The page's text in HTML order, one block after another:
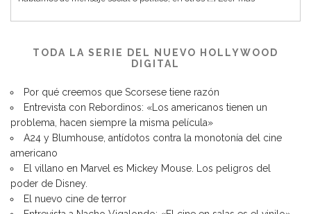
TODA LA SERIE DEL NUEVO HOLLYWOOD
DIGITAL
Por qué creemos que Scorsese tiene razón
Entrevista con Rebordinos: «Los americanos tienen un
problema, hacen siempre la misma película»
A24 y Blumhouse, antídotos contra la monotonía del cine
americano
El villano en Marvel es Mickey Mouse. Los peligros del
poder de Disney.
El nuevo cine de terror